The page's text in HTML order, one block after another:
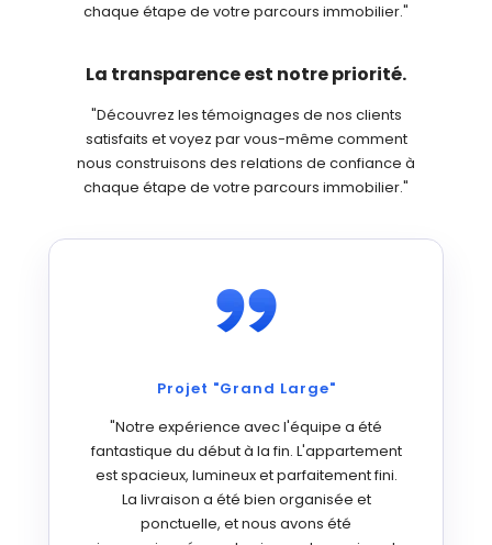
chaque étape de votre parcours immobilier."
La transparence est notre priorité.
"Découvrez les témoignages de nos clients
satisfaits et voyez par vous-même comment
nous construisons des relations de confiance à
chaque étape de votre parcours immobilier."
Projet "Grand Large"
"Notre expérience avec l'équipe a été
fantastique du début à la fin. L'appartement
est spacieux, lumineux et parfaitement fini.
La livraison a été bien organisée et
ponctuelle, et nous avons été